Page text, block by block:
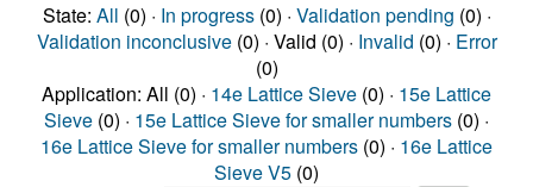
State: All (0) · In progress(0) · Validation pending (0) ·
Validation inconclusive(0) · Valid (0) · Invalid (0) · Error
(0)
Application: All (0) · 14e Lattice Sieve (0) · 15e Lattice
Sieve (0) · 15e Lattice Sieve for smaller numbers (0) ·
16e Lattice Sieve for smaller numbers (0) · 16e Lattice
Sieve V5 (0)